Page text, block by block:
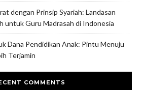
dengan Prinsip Syariah: Landasan
untuk Guru Madrasah di Indonesia
Dana Pendidikan Anak: Pintu Menuju
Terjamin
COMMENTS